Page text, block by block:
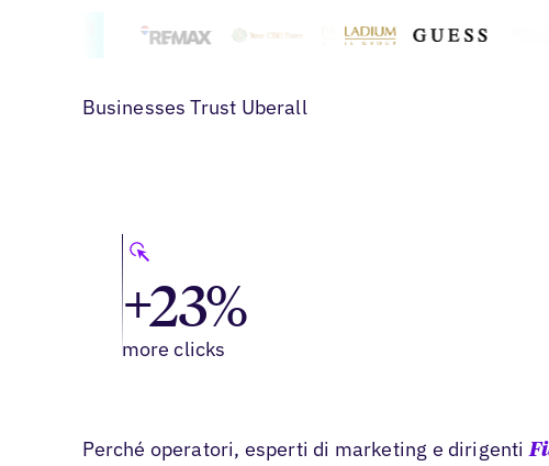
Businesses Trust Uberall
+23%
more clicks
Perché operatori, esperti di marketing e dirigenti